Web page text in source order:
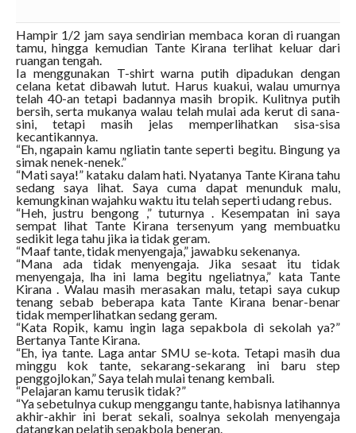
Hampir 1/2 jam saya sendirian membaca koran di ruangan
tamu, hingga kemudian Tante Kirana terlihat keluar dari
ruangan tengah.
Ia menggunakan T-shirt warna putih dipadukan dengan
celana ketat dibawah lutut. Harus kuakui, walau umurnya
telah 40-an tetapi badannya masih bropik. Kulitnya putih
bersih, serta mukanya walau telah mulai ada kerut di sana-
sini, tetapi masih jelas memperlihatkan sisa-sisa
kecantikannya.
“Eh, ngapain kamu ngliatin tante seperti begitu. Bingung ya
simak nenek-nenek.”
“Mati saya!” kataku dalam hati. Nyatanya Tante Kirana tahu
sedang saya lihat. Saya cuma dapat menunduk malu,
kemungkinan wajahku waktu itu telah seperti udang rebus.
“Heh, justru bengong ,” tuturnya . Kesempatan ini saya
sempat lihat Tante Kirana tersenyum yang membuatku
sedikit lega tahu jika ia tidak geram.
“Maaf tante, tidak menyengaja,” jawabku sekenanya.
“Mana ada tidak menyengaja. Jika sesaat itu tidak
menyengaja, lha ini lama begitu ngeliatnya,” kata Tante
Kirana . Walau masih merasakan malu, tetapi saya cukup
tenang sebab beberapa kata Tante Kirana benar-benar
tidak memperlihatkan sedang geram.
“Kata Ropik, kamu ingin laga sepakbola di sekolah ya?”
Bertanya Tante Kirana.
“Eh, iya tante. Laga antar SMU se-kota. Tetapi masih dua
minggu kok tante, sekarang-sekarang ini baru step
penggojlokan,” Saya telah mulai tenang kembali.
“Pelajaran kamu terusik tidak?”
“Ya sebetulnya cukup menggangu tante, habisnya latihannya
akhir-akhir ini berat sekali, soalnya sekolah menyengaja
datangkan pelatih sepakbola beneran.